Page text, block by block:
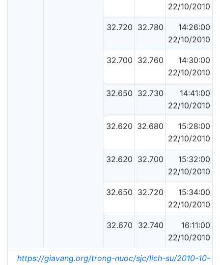
22/10/2010
32.720 32.780
14:26:00
22/10/2010
32.700 32.760
14:30:00
22/10/2010
32.650 32.730
14:41:00
22/10/2010
32.620 32.680
15:28:00
22/10/2010
32.620 32.700
15:32:00
22/10/2010
32.650 32.720
15:34:00
22/10/2010
32.670 32.740
16:11:00
22/10/2010
https://giavang.org/trong-nuoc/sjc/lich-su/2010-10-